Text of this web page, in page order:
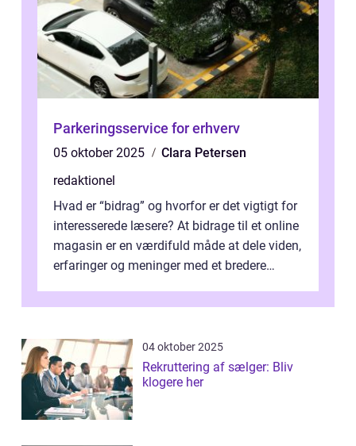
Parkeringsservice for erhverv
05 oktober 2025
Clara Petersen
redaktionel
Hvad er “bidrag” og hvorfor er det vigtigt for
interesserede læsere? At bidrage til et online
magasin er en værdifuld måde at dele viden,
erfaringer og meninger med et bredere
04 oktober 2025
Rekruttering af sælger: Bliv
klogere her